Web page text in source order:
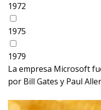
1972
1975
1979
La empresa Microsoft
por Bill Gates y Paul